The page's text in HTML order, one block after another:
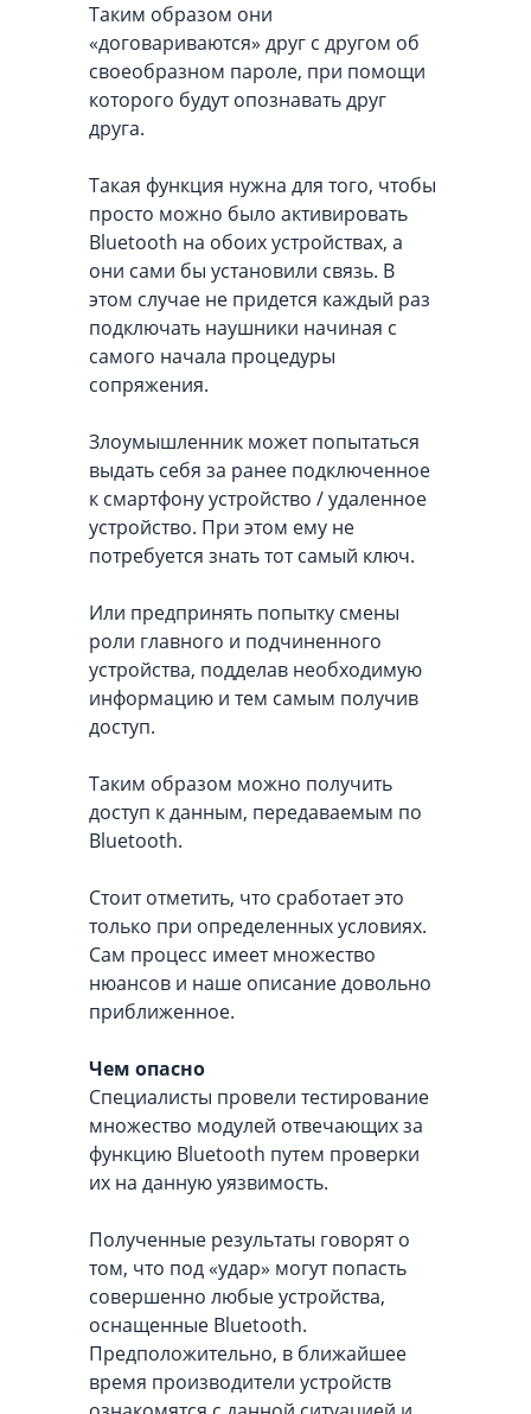
Таким образом они
«договариваются» друг с другом об
своеобразном пароле, при помощи
которого будут опознавать друг
друга.
Такая функция нужна для того, чтобы
просто можно было активировать
Bluetooth на обоих устройствах, а
они сами бы установили связь. В
этом случае не придется каждый раз
подключать наушники начиная с
самого начала процедуры
сопряжения.
Злоумышленник может попытаться
выдать себя за ранее подключенное
к смартфону устройство / удаленное
устройство. При этом ему не
потребуется знать тот самый ключ.
Или предпринять попытку смены
роли главного и подчиненного
устройства, подделав необходимую
информацию и тем самым получив
доступ.
Таким образом можно получить
доступ к данным, передаваемым по
Bluetooth.
Стоит отметить, что сработает это
только при определенных условиях.
Сам процесс имеет множество
нюансов и наше описание довольно
приближенное.
Чем опасно
Специалисты провели тестирование
множество модулей отвечающих за
функцию Bluetooth путем проверки
их на данную уязвимость.
Полученные результаты говорят о
том, что под «удар» могут попасть
совершенно любые устройства,
оснащенные Bluetooth.
Предположительно, в ближайшее
время производители устройств